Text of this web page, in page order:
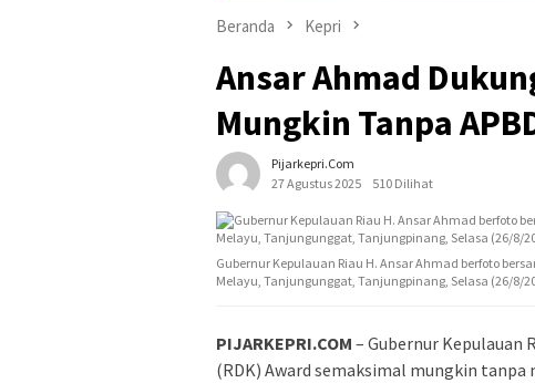
Beranda Kepri
Ansar Ahmad
Mungkin Tanpa
Pijarkepri.com
27 Agustus 2025
510 Dilihat
Gubernur Kepulauan Riau H. Ansar Ahmad berfoto
Melayu, Tanjungunggat, Tanjungpinang, Selasa (26/8/
PIJARKEPRI.COM – Gubernur Kepulauan
(RDK) Award semaksimal mungkin